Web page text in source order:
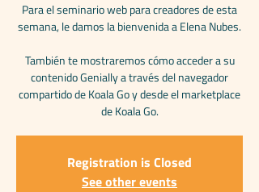
Para el seminario web para creadores de esta
semana, le damos la bienvenida a Elena Nubes.
También te mostraremos cómo acceder a su
contenido Genially a través del navegador
compartido de Koala Go y desde el marketplace
de Koala Go.
Registration is Closed
See other events